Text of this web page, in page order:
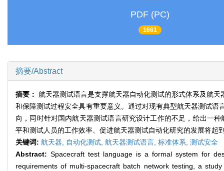
PDF (PC)
1661
摘要/Abstract
摘要： 航天器测试语言是支撑航天器自动化测试的形式体系及航
和保障测试过程安全具有重要意义。通过对现有典型航天器测试
向，同时针对国内航天器测试语言研究设计工作的不足，给出一
平和测试人员的工作效率、促进航天器测试自动化研究的发展将起
关键词: 航天器, 自动化测试, 航天器测试语言, 标准体系, 测试安全
Abstract: Spacecraft test language is a formal system for
requirements of multi-spacecraft batch network testing, a